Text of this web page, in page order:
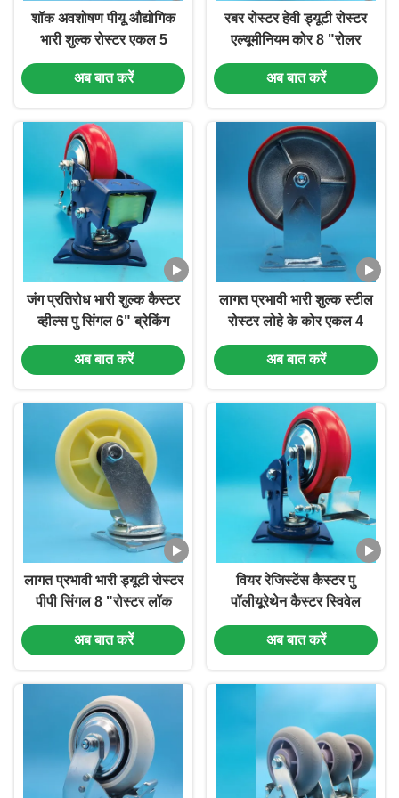
शॉक अवशोषण पीयू औद्योगिक
भारी शुल्क रोस्टर एकल 5
"रोस्टर कुल ब्रेकिंग साइड ब्रेक
घुमावदार चिकित्सा स्वास्थ्य
अब बात करें
रबर रोस्टर हेवी ड्यूटी रोस्टर
एल्यूमीनियम कोर 8 "रोलर
रोस्टर ब्रेकिंग कठोर घुमावदार
कार्यालय होम सोफे टेबल वाशिंग
अब बात करें
जंग प्रतिरोध भारी शुल्क कैस्टर
व्हील्स पु सिंगल 6" ब्रेकिंग
रिजिड स्विवेल स्प्रिंग लोडेड गेट
कैस्टर
अब बात करें
लागत प्रभावी भारी शुल्क स्टील
रोस्टर लोहे के कोर एकल 4
"रोस्टर ब्रेक घुमावदार सोफे
टेबलवॉशिंग मशीनें।
अब बात करें
लागत प्रभावी भारी ड्यूटी रोस्टर
पीपी सिंगल 8 "रोस्टर लॉक
करने योग्य साइड ब्रेक घुमावदार
फिक्स्ड फर्नीचर कार्यालय होटल
अब बात करें
वियर रेजिस्टेंस कैस्टर पु
पॉलीयूरेथेन कैस्टर स्विवेल
कैस्टर सिंगल 5" ब्रेक रिजिड
स्विवेल हेवी ड्यूटी गेट व्हील विद
अब बात करें